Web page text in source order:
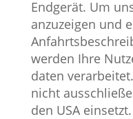
Endgerät. Um
anzuzeigen und
werden Ihre
daten
nicht
den USA einsetzt.